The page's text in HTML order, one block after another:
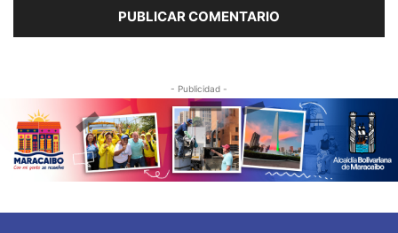
- Publicidad -